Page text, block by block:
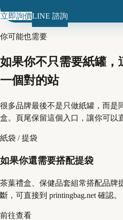
立即詢價LINE 諮詢
你可能也需要
如果你不只需要紙罐，
一個對的站
很多品牌最後不是只做紙罐，而是
盒。頁尾保留這個入口，讓你可以
紙袋 / 提袋
如果你還需要搭配提袋
茶葉禮盒、保健品套組常搭配品牌
斷，可直接到 printingbag.net 確認。
前往查看